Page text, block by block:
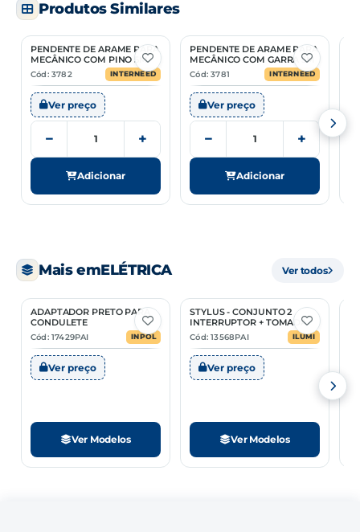
Produtos Similares
PENDENTE DE ARAME PARA
MECÂNICO COM PINO 5M
Cód: 3782
INTERNEED
Ver preço
− +
Adicionar
PENDENTE DE ARAME PARA
MECÂNICO COM GARRA 5M
Cód: 3781
INTERNEED
Ver preço
− +
Adicionar
Mais emELÉTRICA Ver todos
3 Opções
ADAPTADOR PRETO PARA
CONDULETE
Cód: 17429PAI
INPOL
Ver preço
Ver Modelos
2 Opções
STYLUS - CONJUNTO 2
INTERRUPTOR + TOMADA
Cód: 13568PAI
ILUMI
Ver preço
Ver Modelos